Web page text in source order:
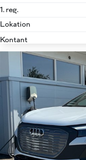
1. reg.
Lokation
Kontant